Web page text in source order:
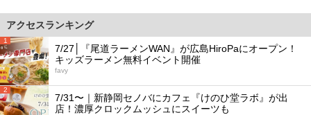
アクセスランキング
1
7/27│『尾道ラーメンWAN』が広島HiroPaにオープン！
キッズラーメン無料イベント開催
favy
2
7/31〜｜新静岡セノバにカフェ『けのひ堂ラボ』が出
店！濃厚クロックムッシュにスイーツも